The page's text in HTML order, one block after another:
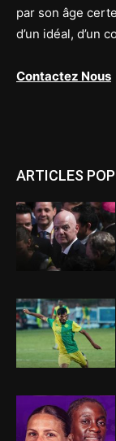
par son âge
d’un idéal, d’un
Contactez Nous
ARTICLES